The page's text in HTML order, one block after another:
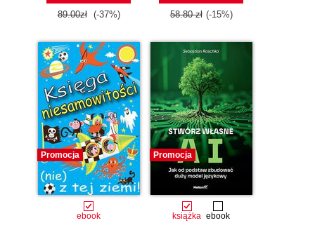
89.00zł (-37%) 58.80 zł (-15%)
Promocja
ebook
Promocja
książka ebook